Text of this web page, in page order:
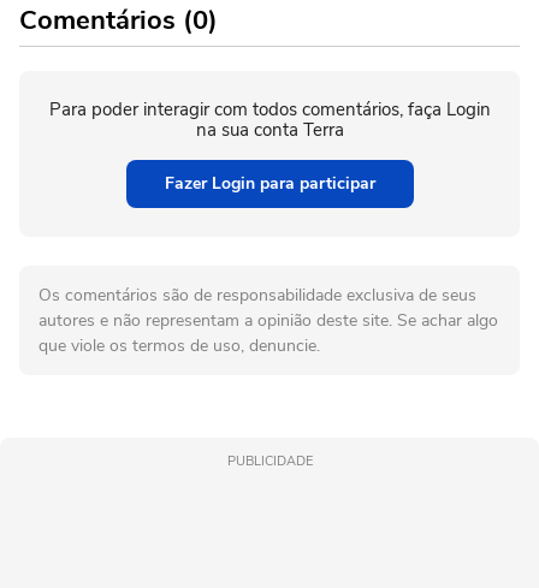
Comentários (0)
Para poder interagir com todos comentários, faça Login
na sua conta Terra
Fazer Login para participar
Os comentários são de responsabilidade exclusiva de seus
autores e não representam a opinião deste site. Se achar algo
que viole os termos de uso, denuncie.
PUBLICIDADE